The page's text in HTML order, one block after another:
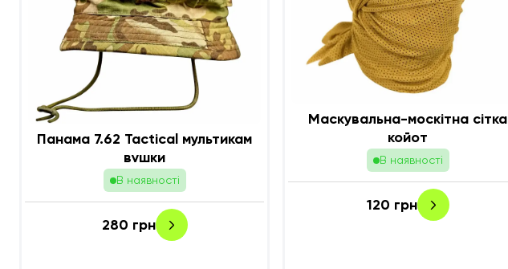
Панама 7.62 Tactical мультикам
вушки
В наявності
280 грн
Маскувальна-москітна сітка
койот
В наявності
120 грн